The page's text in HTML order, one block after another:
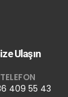
Ulaşın
TELEFON
409 55 43